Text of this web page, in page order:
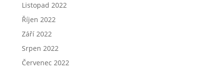
Listopad 2022
Říjen 2022
Září 2022
Srpen 2022
Červenec 2022